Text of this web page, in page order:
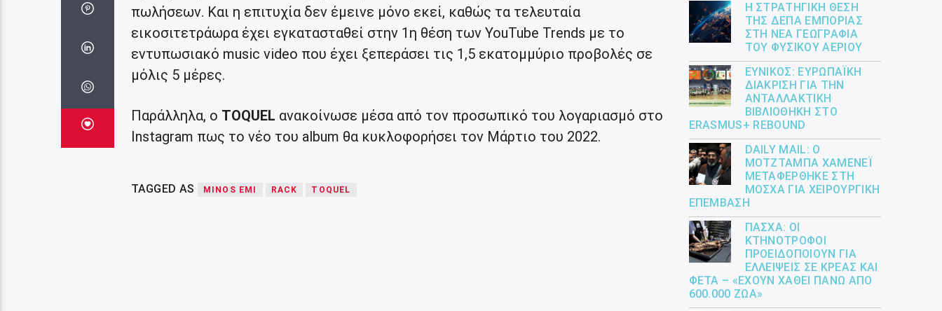
πωλήσεων. Και η επιτυχία δεν έμεινε μόνο εκεί, καθώς τα τελευταία
εικοσιτετράωρα έχει εγκατασταθεί στην 1η θέση των YouTube Trends με το
εντυπωσιακό music video που έχει ξεπεράσει τις 1,5 εκατομμύριο προβολές σε
μόλις 5 μέρες.
Παράλληλα, ο TOQUEL ανακοίνωσε μέσα από τον προσωπικό του λογαριασμό στο
Instagram πως το νέο του album θα κυκλοφορήσει τον Μάρτιο του 2022.
TAGGED AS MINOS EMI RACK TOQUEL
Η ΣΤΡΑΤΗΓΙΚΉ ΘΈΣΗ
ΤΗΣ ΔΕΠΑ ΕΜΠΟΡΊΑΣ
ΣΤΗ ΝΈΑ ΓΕΩΓΡΑΦΊΑ
ΤΟΥ ΦΥΣΙΚΟΎ ΑΕΡΊΟΥ
ΕΎΝΙΚΟΣ: ΕΥΡΩΠΑΪΚΉ
ΔΙΆΚΡΙΣΗ ΓΙΑ ΤΗΝ
ΑΝΤΑΛΛΑΚΤΙΚΉ
ΒΙΒΛΙΟΘΉΚΗ ΣΤΟ
ERASMUS+ REBOUND
DAILY MAIL: Ο
ΜΟΤΖΤΆΜΠΑ ΧΑΜΕΝΕΪ́
ΜΕΤΑΦΈΡΘΗΚΕ ΣΤΗ
ΜΌΣΧΑ ΓΙΑ ΧΕΙΡΟΥΡΓΙΚΉ
ΕΠΈΜΒΑΣΗ
ΠΆΣΧΑ: ΟΙ
ΚΤΗΝΟΤΡΌΦΟΙ
ΠΡΟΕΙΔΟΠΟΙΟΎΝ ΓΙΑ
ΕΛΛΕΊΨΕΙΣ ΣΕ ΚΡΈΑΣ ΚΑΙ
ΦΈΤΑ – «ΈΧΟΥΝ ΧΑΘΕΊ ΠΆΝΩ ΑΠΌ
600.000 ΖΏΑ»